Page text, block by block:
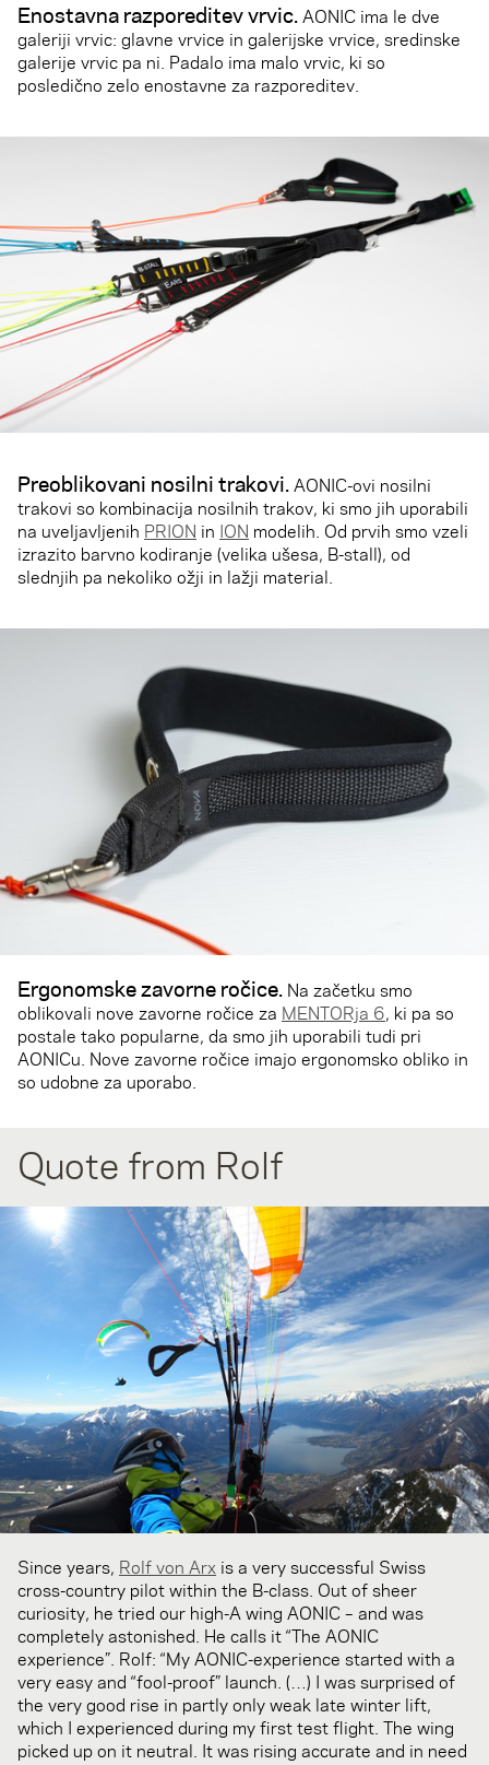
Enostavna razporeditev vrvic.AONIC ima le dve
galeriji vrvic: glavne vrvice in galerijske vrvice, sredinske
galerije vrvic pa ni. Padalo ima malo vrvic, ki so
posledično zelo enostavne za razporeditev.
Preoblikovani nosilni trakovi.AONIC-ovi nosilni
trakovi so kombinacija nosilnih trakov, ki smo jih uporabili
na uveljavljenih PRION in ION modelih. Od prvih smo vzeli
izrazito barvno kodiranje (velika ušesa, B-stall), od
slednjih pa nekoliko ožji in lažji material.
Ergonomske zavorne ročice. Na začetku smo
oblikovali nove zavorne ročice za MENTORja 6, ki pa so
postale tako popularne, da smo jih uporabili tudi pri
AONICu. Nove zavorne ročice imajo ergonomsko obliko in
so udobne za uporabo.
Quote from Rolf
Since years, Rolf von Arx is a very successful Swiss
cross-country pilot within the B-class. Out of sheer
curiosity, he tried our high-A wing AONIC – and was
completely astonished. He calls it “The AONIC
experience”. Rolf: “My AONIC-experience started with a
very easy and “fool-proof” launch. (…) I was surprised of
the very good rise in partly only weak late winter lift,
which I experienced during my first test flight. The wing
picked up on it neutral. It was rising accurate and in need